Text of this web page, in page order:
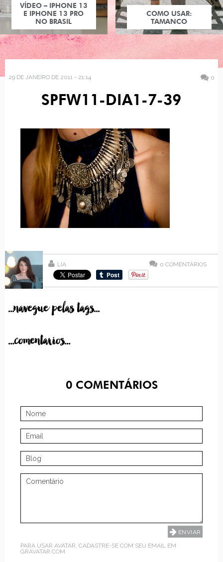
VÍDEO – IPHONE 13
E IPHONE 13 PRO
NO BRASIL
COMO USAR:
TAMANCO
29 DE JANEIRO DE 2011 - 21:14 0
SPFW11-DIA1-7-39
LIA 0 COMENTÁRIOS
...navegue pelas tags...
...comentarios...
0COMENTÁRIOS
PARA USAR AVATAR, CADASTRE-SE COM SEU EMAIL EM
GRAVATAR.COM